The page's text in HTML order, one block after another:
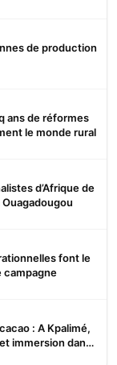
de production
ans de réformes
le monde rural
d’Afrique de
Ouagadougou
font le
campagne
: A Kpalimé,
immersion dans